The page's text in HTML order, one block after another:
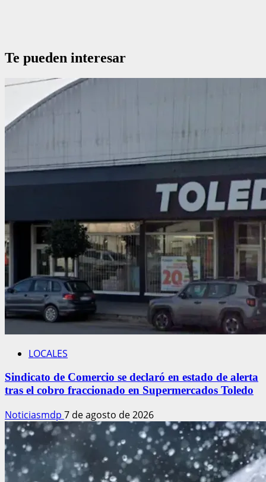
Te pueden interesar
LOCALES
Sindicato de Comercio se declaró en estado de alerta
tras el cobro fraccionado en Supermercados Toledo
Noticiasmdp 7 de agosto de 2026